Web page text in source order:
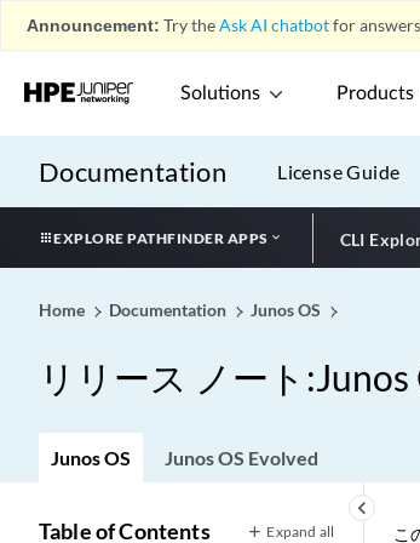
Announcement: Try theAsk AI chatbotfor
Solutions Products
Documentation License Guide
EXPLORE PATHFINDER APPS CLI
Home Documentation Junos OS
リリース ノート
Junos OS Junos OS Evolved
keyboard_arrow_left
Table of Contents Expand all こ